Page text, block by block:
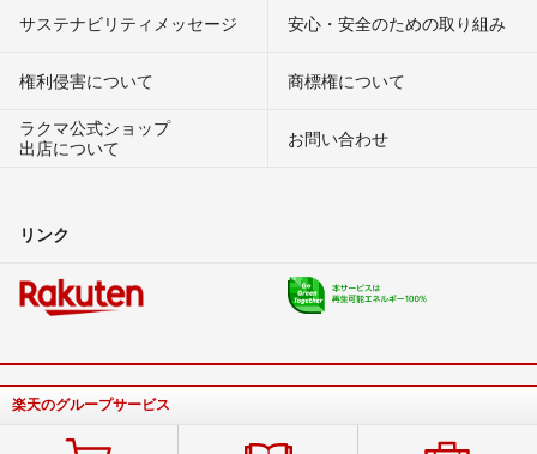
サステナビリティメッセージ 安心・安全のための取り組み
権利侵害について
商標権について
ラクマ公式ショップ
出店について
お問い合わせ
リンク
楽天のグループサービス